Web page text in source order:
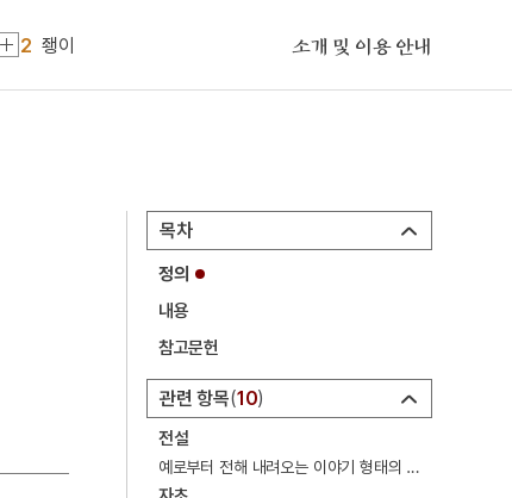
2 좽이
3 이
삼풍백화점 붕괴 사고
소개 및 이용 안내
목차
정의
내용
참고문헌
관련 항목 10
전설
예로부터 전해 내려오는 이야기 형태의 설화.